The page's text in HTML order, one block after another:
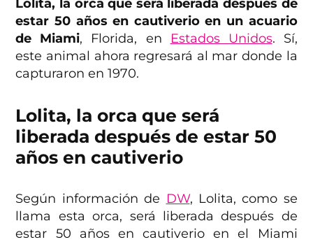
Lolita, la orca que será liberada después de
estar 50 años en cautiverio en un acuario
de Miami, Florida, en Estados Unidos. Sí,
este animal ahora regresará al mar donde la
capturaron en 1970.
Lolita, la orca que será
liberada después de estar 50
años en cautiverio
Según información de DW, Lolita, como se
llama esta orca, será liberada después de
estar 50 años en cautiverio en el Miami